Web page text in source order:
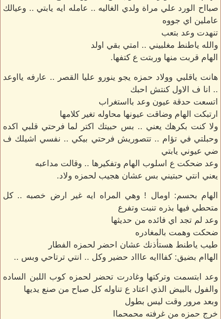
صبااح الورد علي مراة ولدي الغاليه .. عامله ايه يابتي .. وعيالك
عاملين اي جووه
تنهدت وعد بتعب
والله ياطنط مغلبيني .. امتي بقي اولد
الهام قربت منها وربتت ع كتفها.
هانت ياقلبي وولاد حمزه يجو ينورو عليا القصر .. عارفه يااوعد
.. انا ف الاول كنتش احبك
اتسعت حدقة عيون وعد بااستغراب
ارتبكت الهام وضاقت عيونها محاوله تغير كلامها
ولا كنت بكرهك يعني .. بس حبيتك اكتر لما فرحتي قلبي اكده
وحبلتي في تؤام .. تتصوريش فرحتي بيكي .. نفسي اشيلك ف
ضي عيوني يابتي
وعد ضحكت ع اسلوب الهام وتفكيرها .. وقالت مداعبه
يعني انتي حبتيني بس عشان هجيب لحمزه ولاد.
الهام بحسم: اومال ! وهي المراه ايه غير ارض خصبه .. كل
متحطي فيها بذره تنبت وتفرع
وعد لم تجد اي فائده من حديثها
ضحكت وهمت بالمغادره
طيب ياطنط هستأذنك عشان احضر لحمزه الفطار
الهاام بضيق: كفااايه عاااد حضير وكل .. انتي ترتاحي وبس ..
وعد ابتسمت وتركتها وغادرت تحضر لحمزه كوب اللبن الساده
والفول بالبيض الذي اعتاد ع تناوله كل صباح من صنع يديها
وبعد مرور وقت ليس بطول
خرج حمزه من غرفته محمحماا